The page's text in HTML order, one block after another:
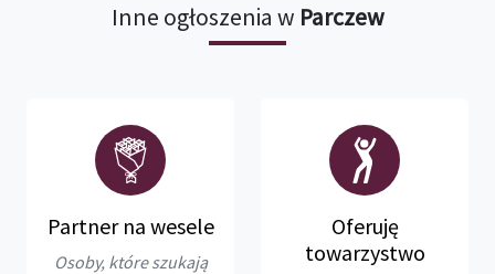
Inne ogłoszenia w Parczew
Partner na wesele
Osoby, które szukają
Oferuję
towarzystwo